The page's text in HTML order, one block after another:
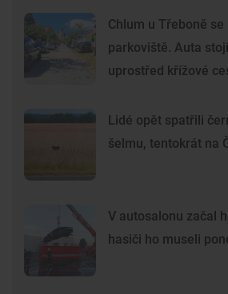
Chlum u Třeboně
parkoviště. Auta
uprostřed křížové
Lidé opět spatřili
šelmu, tentokrát na
V autosalonu začal
hasiči ho museli